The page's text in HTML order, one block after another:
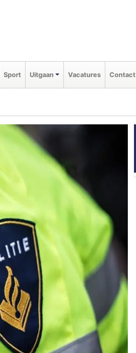
Sport Uitgaan Vacatures Contact